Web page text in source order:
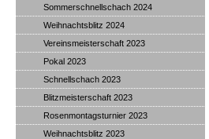
Sommerschnellschach 2024
Weihnachtsblitz 2024
Vereinsmeisterschaft 2023
Pokal 2023
Schnellschach 2023
Blitzmeisterschaft 2023
Rosenmontagsturnier 2023
Weihnachtsblitz 2023